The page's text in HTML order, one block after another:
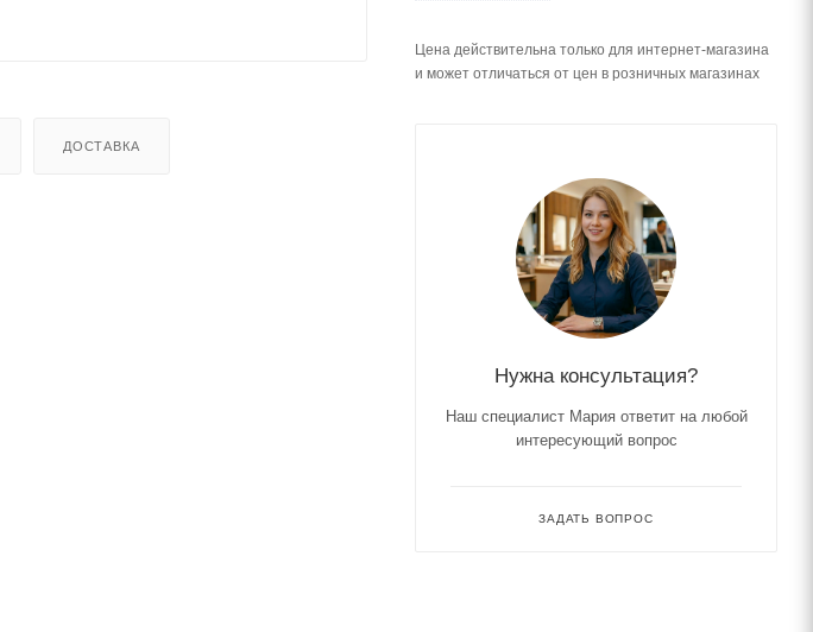
ДОСТАВКА
Цена действительна только для интернет-магазина
и может отличаться от цен в розничных магазинах
Нужна консультация?
Наш специалист Мария ответит на любой
интересующий вопрос
ЗАДАТЬ ВОПРОС